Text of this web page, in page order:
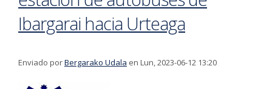
Ibargarai hacia Urteaga
Enviado porBergarako Udala en Lun, 2023-06-12 13:20